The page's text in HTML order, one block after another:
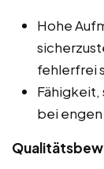
Hohe
fehlerfrei
Fähigkeit,
bei